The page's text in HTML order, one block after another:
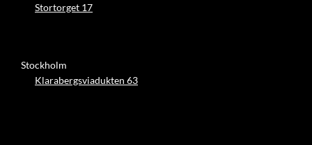
Stortorget 17
Stockholm
Klarabergsviadukten 63